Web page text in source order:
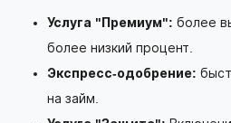
Услуга "Премиум": более
более низкий процент.
Экспресс-одобрение:
на займ.